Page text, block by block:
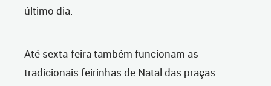
último dia.
Até sexta-feira também funcionam as
tradicionais feirinhas de Natal das praças